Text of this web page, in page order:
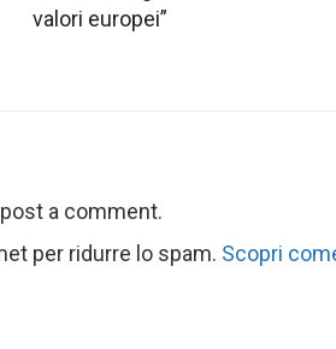
valori europei”
a comment.
per ridurre lo spam. Scopri